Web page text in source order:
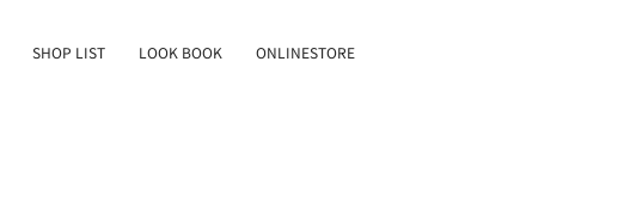
SHOP LIST LOOK BOOK ONLINESTORE